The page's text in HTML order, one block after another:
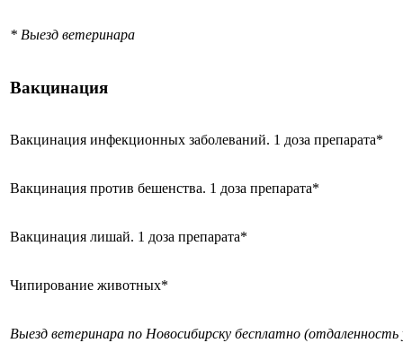
* Выезд ветеринара
Вакцинация
Вакцинация инфекционных заболеваний. 1 доза препарата*
Вакцинация против бешенства. 1 доза препарата*
Вакцинация лишай. 1 доза препарата*
Чипирование животных*
Выезд ветеринара по Новосибирску бесплатно